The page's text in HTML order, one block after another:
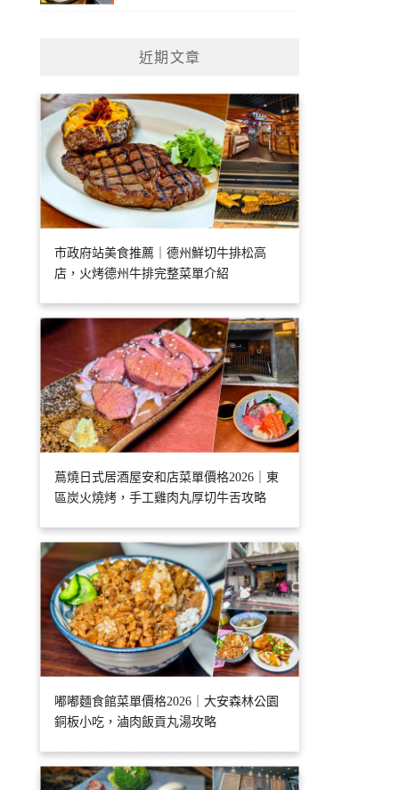
近期文章
市政府站美食推薦｜德州鮮切牛排松高
店，火烤德州牛排完整菜單介紹
蔦燒日式居酒屋安和店菜單價格2026｜東
區炭火燒烤，手工雞肉丸厚切牛舌攻略
嘟嘟麵食館菜單價格2026｜大安森林公園
銅板小吃，滷肉飯貢丸湯攻略